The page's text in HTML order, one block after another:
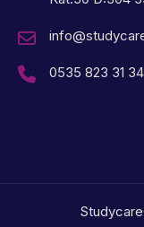
0535 823 31 34